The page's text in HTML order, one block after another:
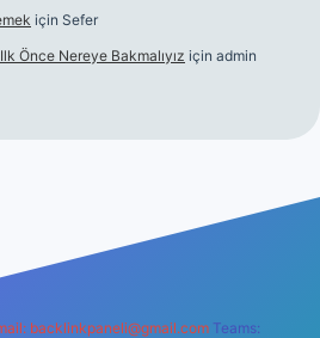
için Sefer
Önce Nereye Bakmalıyız için admin
backlinkpaneli@gmail.com Teams: